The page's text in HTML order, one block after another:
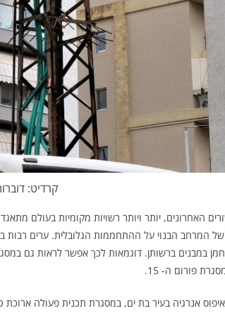
קרדיט:
האחרונים, יותר ויותר רשויות מקומיות בעולם
המרחב הבנוי על ההתחממות הגלובלית. ערים רבות
במבנים ברשותן. דוגמאות לכך אפשר לראות גם
פורום ה- 15.
אנרגיה בעיר בת ים, במסגרת תכנית פעולה ארוכת